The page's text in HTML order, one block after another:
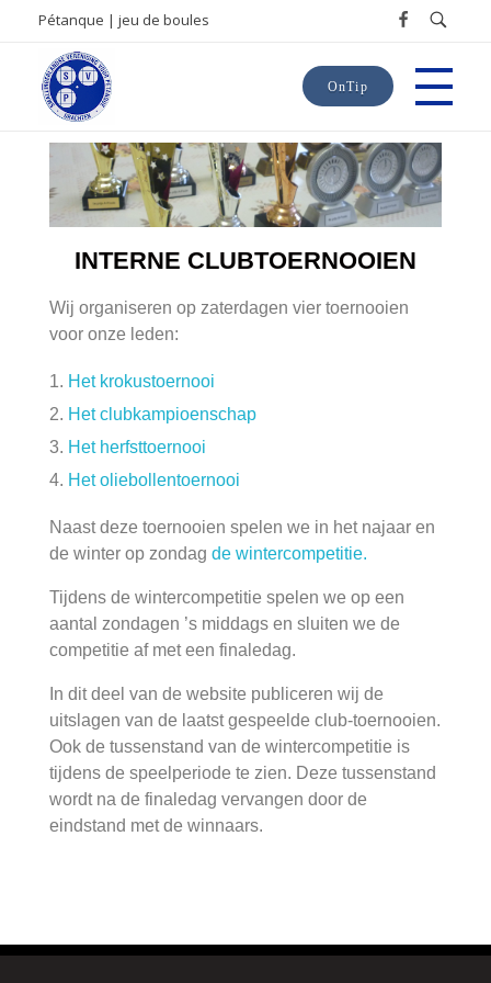
Pétanque | jeu de boules
OnTip
INTERNE CLUBTOERNOOIEN
Wij organiseren op zaterdagen vier toernooien
voor onze leden:
Het krokustoernooi
Het clubkampioenschap
Het herfsttoernooi
Het oliebollentoernooi
Naast deze toernooien spelen we in het najaar en
de winter op zondag de wintercompetitie.
Tijdens de wintercompetitie spelen we op een
aantal zondagen ’s middags en sluiten we de
competitie af met een finaledag.
In dit deel van de website publiceren wij de
uitslagen van de laatst gespeelde club-toernooien.
Ook de tussenstand van de wintercompetitie is
tijdens de speelperiode te zien. Deze tussenstand
wordt na de finaledag vervangen door de
eindstand met de winnaars.